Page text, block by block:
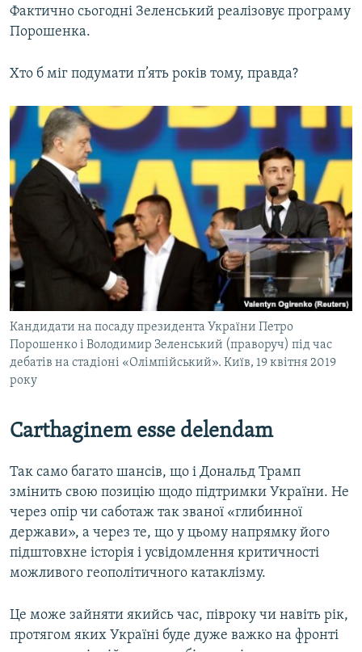
Фактично сьогодні Зеленський реалізовує програму
Порошенка.
Хто б міг подумати п’ять років тому, правда?
Кандидати на посаду президента України Петро
Порошенко і Володимир Зеленський (праворуч) під час
дебатів на стадіоні «Олімпійський». Київ, 19 квітня 2019
року
Carthaginem esse delendam
Так само багато шансів, що і Дональд Трамп
змінить свою позицію щодо підтримки України. Не
через опір чи саботаж так званої «глибинної
держави», а через те, що у цьому напрямку його
підштовхне історія і усвідомлення критичності
можливого геополітичного катаклізму.
Це може зайняти якийсь час, півроку чи навіть рік,
протягом яких Україні буде дуже важко на фронті